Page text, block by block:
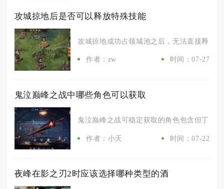
攻城掠地后是否可以释放特殊技能
攻城掠地成功占领城池之后，无法直接释放
作者：zw 时间：07-27
鬼泣巅峰之战中哪些角色可以获取
鬼泣巅峰之战可稳定获取的角色包含但丁、
作者：小天 时间：07-22
夜峰在影之刃2时应该选择哪种类型的酒